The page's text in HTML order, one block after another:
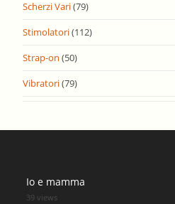
Scherzi Vari(79)
Stimolatori(112)
Strap-on (50)
Vibratori(79)
Io e mamma
39 views